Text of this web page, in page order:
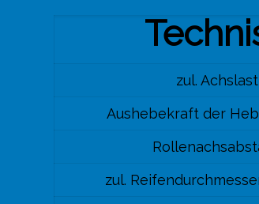
zul. Achslast
Aushebekraft der
zul.